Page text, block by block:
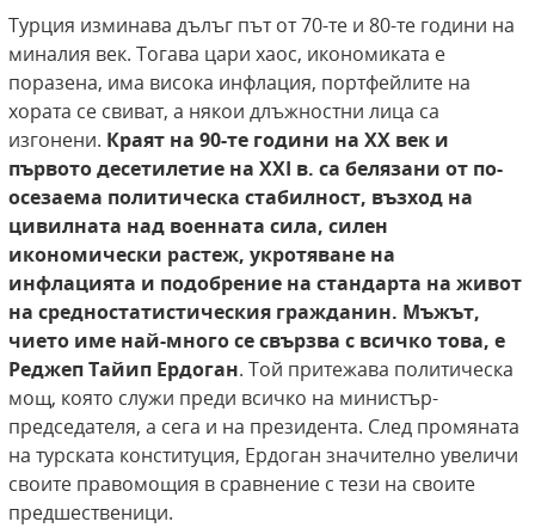
Турция изминава дълъг път от 70-те и 80-те години на
миналия век. Тогава цари хаос, икономиката е
поразена, има висока инфлация, портфейлите на
хората се свиват, а някои длъжностни лица са
изгонени. Краят на 90-те години на XX век и
първото десетилетие на XXI в. са белязани от по-
осезаема политическа стабилност, възход на
цивилната над военната сила, силен
икономически растеж, укротяване на
инфлацията и подобрение на стандарта на живот
на средностатистическия гражданин. Мъжът,
чието име най-много се свързва с всичко това, е
Реджеп Тайип Ердоган. Той притежава политическа
мощ, която служи преди всичко на министър-
председателя, а сега и на президента. След промяната
на турската конституция, Ердоган значително увеличи
своите правомощия в сравнение с тези на своите
предшественици.